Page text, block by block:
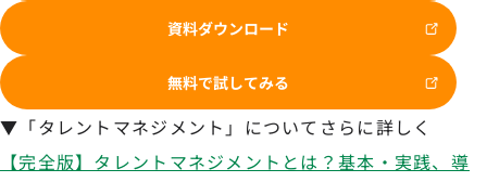
資料ダウンロード
無料で試してみる
▼「タレントマネジメント」についてさらに詳しく
【完全版】タレントマネジメントとは？基本・実践、導